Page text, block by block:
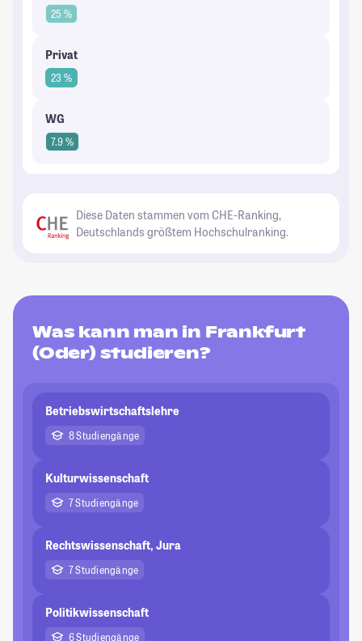
25 %
Privat
23 %
WG
7.9 %
Diese Daten stammen vom CHE-Ranking,
Deutschlands größtem Hochschulranking.
Was kann man in Frankfurt
(Oder) studieren?
Betriebswirtschaftslehre
8 Studiengänge
Kulturwissenschaft
7 Studiengänge
Rechtswissenschaft, Jura
7 Studiengänge
Politikwissenschaft
6 Studiengänge